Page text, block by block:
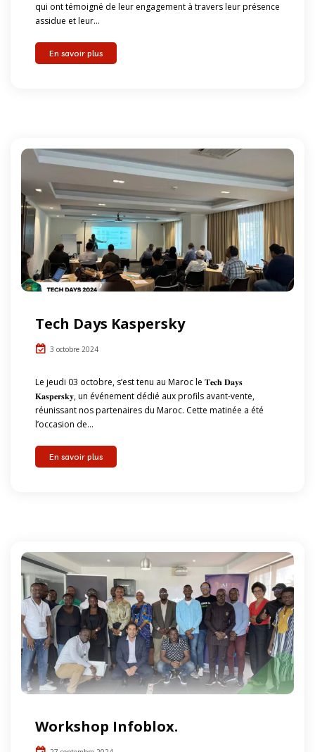
qui ont témoigné de leur engagement à travers leur présence
assidue et leur...
En savoir plus
Tech Days Kaspersky
3 octobre 2024
Le jeudi 03 octobre, s’est tenu au Maroc le 𝐓𝐞𝐜𝐡 𝐃𝐚𝐲𝐬
𝐊𝐚𝐬𝐩𝐞𝐫𝐬𝐤𝐲, un événement dédié aux profils avant-vente,
réunissant nos partenaires du Maroc. Cette matinée a été
l’occasion de...
En savoir plus
Workshop Infoblox.